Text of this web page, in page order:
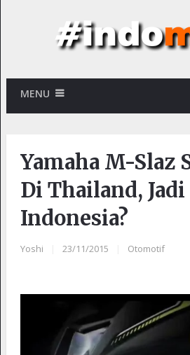
MENU
Yamaha M-Slaz
Di Thailand,
Indonesia?
Yoshi 23/11/2015 Otomotif